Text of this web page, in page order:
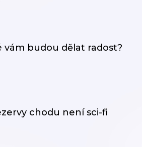
vám budou dělat radost?
chodu není sci-fi